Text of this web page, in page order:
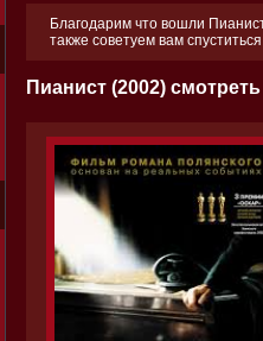
Благодарим что вошли
также советуем вам
Пианист (2002)